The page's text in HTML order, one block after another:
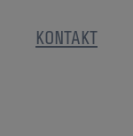
KONTAKT